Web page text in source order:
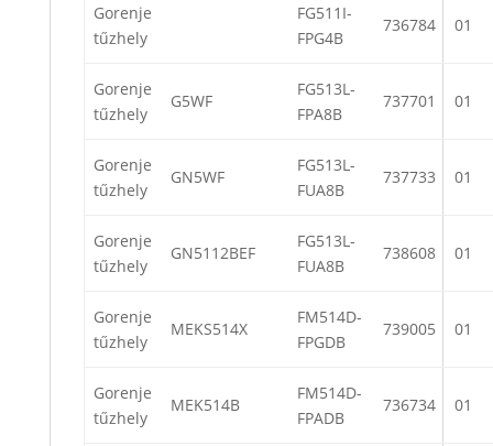
Gorenje
tűzhely
FG511I-
FPG4B
736784 01
Gorenje
tűzhely
G5WF
FG513L-
FPA8B
737701 01
Gorenje
tűzhely
GN5WF
FG513L-
FUA8B
737733 01
Gorenje
tűzhely
GN5112BEF
FG513L-
FUA8B
738608 01
Gorenje
tűzhely
MEKS514X
FM514D-
FPGDB
739005 01
Gorenje
tűzhely
MEK514B
FM514D-
FPADB
736734 01